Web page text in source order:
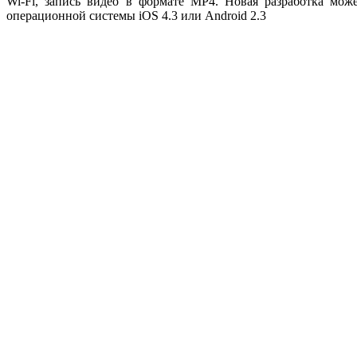
операционной системы iOS 4.3 или Android 2.3